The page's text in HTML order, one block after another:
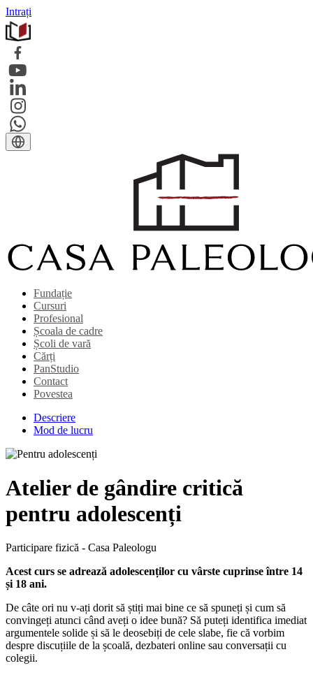
Intrați
Fundație
Cursuri
Profesional
Școala de cadre
Școli de vară
Cărți
PanStudio
Contact
Povestea
Descriere
Mod de lucru
Atelier de gândire critică
pentru adolescenți
Participare fizică - Casa Paleologu
Acest curs se adrează adolescenților cu vârste cuprinse între 14
și 18 ani.
De câte ori nu v-ați dorit să știți mai bine ce să spuneți și cum să
convingeți atunci când aveți o idee bună? Să puteți identifica imediat
argumentele solide și să le deosebiți de cele slabe, fie că vorbim
despre discuțiile de la școală, dezbateri online sau conversații cu
colegii.